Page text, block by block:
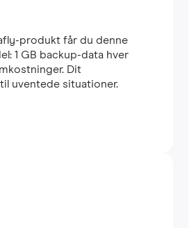
produkt får du denne
1 GB backup-data hver
Dit
uventede situationer.